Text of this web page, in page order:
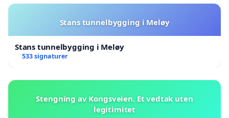
Stans tunnelbygging i Meløy
Stans tunnelbygging i Meløy
533 signaturer
Stengning av Kongsveien. Et vedtak uten
legitimitet